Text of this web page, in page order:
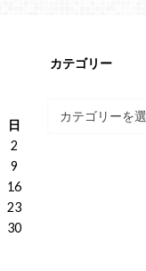
日
2
9
16
23
30
カテゴリー